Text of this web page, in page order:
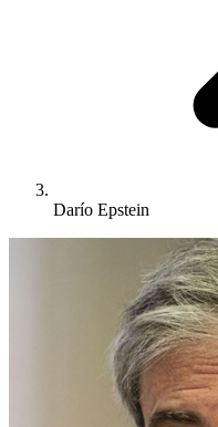
Darío Epstein